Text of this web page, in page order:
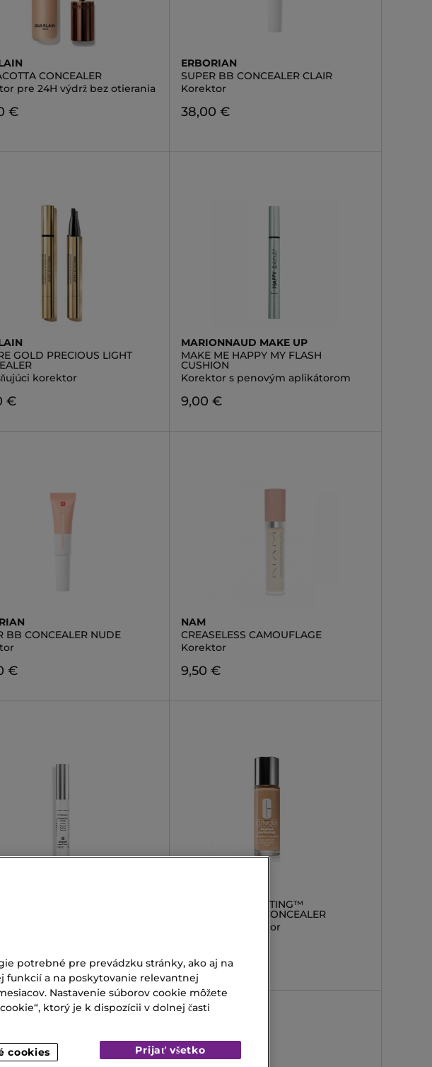
CONCEALER
pre 24H výdrž bez otierania
€
ERBORIAN
SUPER BB CONCEALER CLAIR
Korektor
38,00 €
GOLD PRECIOUS LIGHT
korektor
€
MARIONNAUD MAKE UP
MAKE ME HAPPY MY FLASH
CUSHION
Korektor s penovým aplikátorom
9,00 €
BB CONCEALER NUDE
€
NAM
CREASELESS CAMOUFLAGE
Korektor
9,50 €
€
BEYOND PERFECTING™
FOUNDATION + CONCEALER
Make up a korektor
potrebné pre prevádzku stránky, ako aj na
funkcií a na poskytovanie relevantnej
Nastavenie súborov cookie môžete
ktorý je k dispozícii v dolnej časti
cookies Prijať všetko